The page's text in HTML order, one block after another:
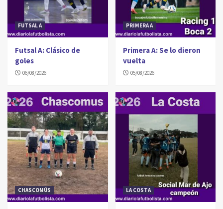
FUTSAL A
Futsal A: Clásico de
goles
06/08/2026
PRIMERA A
Primera A: Se lo dieron
vuelta
05/08/2026
CHASCOMÚS LA COSTA